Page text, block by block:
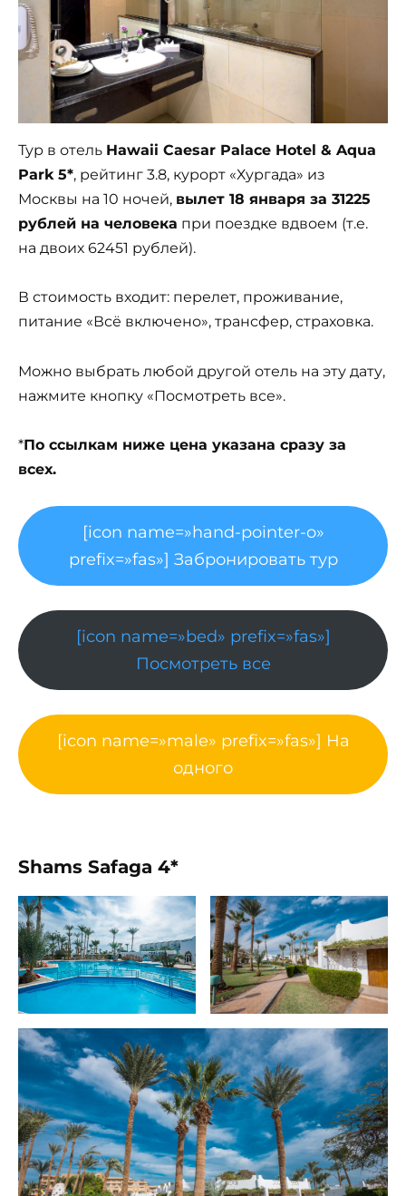
Тур в отель Hawaii Caesar Palace Hotel & Aqua
Park 5*, рейтинг 3.8, курорт «Хургада» из
Москвы на 10 ночей, вылет 18 января за 31225
рублей на человека при поездке вдвоем (т.е.
на двоих 62451 рублей).
В стоимость входит: перелет, проживание,
питание «Всё включено», трансфер, страховка.
Можно выбрать любой другой отель на эту дату,
нажмите кнопку «Посмотреть все».
*По ссылкам ниже цена указана сразу за
всех.
[icon name=»hand-pointer-o»
prefix=»fas»] Забронировать тур
[icon name=»bed» prefix=»fas»]
Посмотреть все
[icon name=»male» prefix=»fas»] На
одного
Shams Safaga 4*